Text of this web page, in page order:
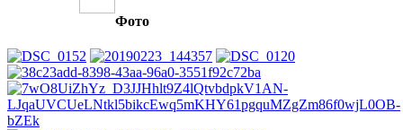
Фото